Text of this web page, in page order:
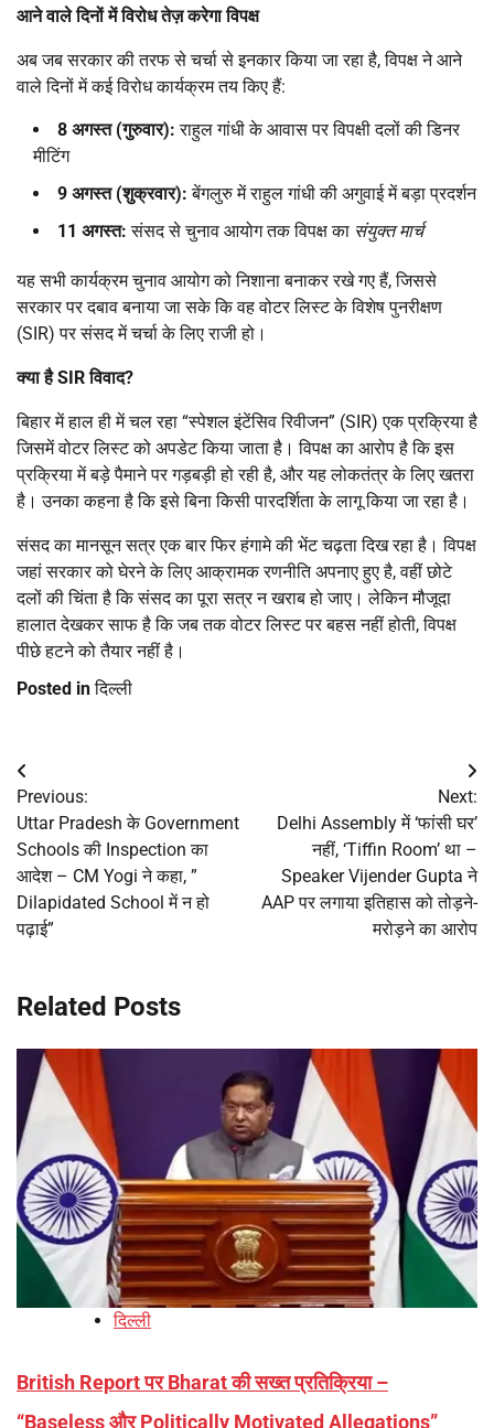
आने वाले दिनों में विरोध तेज़ करेगा विपक्ष
अब जब सरकार की तरफ से चर्चा से इनकार किया जा रहा है, विपक्ष ने आने
वाले दिनों में कई विरोध कार्यक्रम तय किए हैं:
8 अगस्त (गुरुवार): राहुल गांधी के आवास पर विपक्षी दलों की डिनर
मीटिंग
9 अगस्त (शुक्रवार): बेंगलुरु में राहुल गांधी की अगुवाई में बड़ा प्रदर्शन
11 अगस्त: संसद से चुनाव आयोग तक विपक्ष का संयुक्त मार्च
यह सभी कार्यक्रम चुनाव आयोग को निशाना बनाकर रखे गए हैं, जिससे
सरकार पर दबाव बनाया जा सके कि वह वोटर लिस्ट के विशेष पुनरीक्षण
(SIR) पर संसद में चर्चा के लिए राजी हो।
क्या हैSIRविवाद?
बिहार में हाल ही में चल रहा “स्पेशल इंटेंसिव रिवीजन” (SIR) एक प्रक्रिया है
जिसमें वोटर लिस्ट को अपडेट किया जाता है। विपक्ष का आरोप है कि इस
प्रक्रिया में बड़े पैमाने पर गड़बड़ी हो रही है, और यह लोकतंत्र के लिए खतरा
है। उनका कहना है कि इसे बिना किसी पारदर्शिता के लागू किया जा रहा है।
संसद का मानसून सत्र एक बार फिर हंगामे की भेंट चढ़ता दिख रहा है। विपक्ष
जहां सरकार को घेरने के लिए आक्रामक रणनीति अपनाए हुए है, वहीं छोटे
दलों की चिंता है कि संसद का पूरा सत्र न खराब हो जाए। लेकिन मौजूदा
हालात देखकर साफ है कि जब तक वोटर लिस्ट पर बहस नहीं होती, विपक्ष
पीछे हटने को तैयार नहीं है।
Posted inदिल्ली
Post
navigation
Previous:
Uttar Pradesh के Government
Schools की Inspection का
आदेश – CM Yogi ने कहा, ”
Dilapidated School में न हो
पढ़ाई”
Next:
Delhi Assembly में ‘फांसी घर’
नहीं, ‘Tiffin Room’ था –
Speaker Vijender Gupta ने
AAP पर लगाया इतिहास को तोड़ने-
मरोड़ने का आरोप
Related Posts
दिल्ली
British Report पर Bharat की सख्त प्रतिक्रिया –
“Baseless और Politically Motivated Allegations”